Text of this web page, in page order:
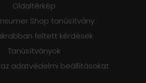
Oldaltérkép
Shop tanúsítvány
feltett kérdések
Tanúsítványok
adatvédelmi beállításokat